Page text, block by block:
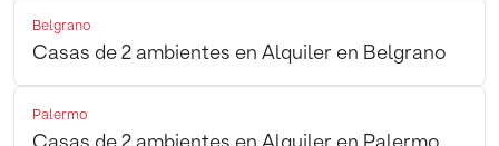
Belgrano
Casas de 2 ambientes en Alquiler en Belgrano
Palermo